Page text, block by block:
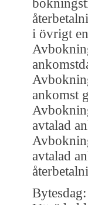
i övrigt
ankomst
avtalad
avtalad